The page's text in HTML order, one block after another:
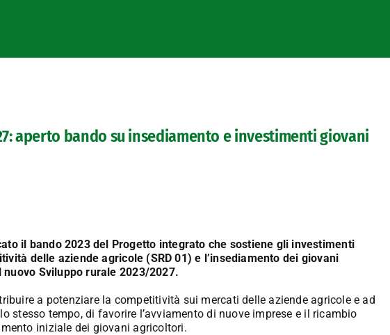
aperto bando su insediamento e investimenti giovani
il bando 2023 del Progetto integrato che sostiene gli investimenti
delle aziende agricole (SRD 01) e l’insediamento dei giovani
Sviluppo rurale 2023/2027.
a potenziare la competitività sui mercati delle aziende agricole e ad
stesso tempo, di favorire l’avviamento di nuove imprese e il ricambio
iniziale dei giovani agricoltori.